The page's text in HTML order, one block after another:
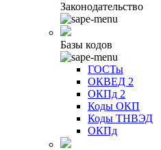
Законодательство
Базы кодов
ГОСТы
ОКВЕД 2
ОКПд 2
Коды ОКП
Коды ТНВЭД
ОКПд